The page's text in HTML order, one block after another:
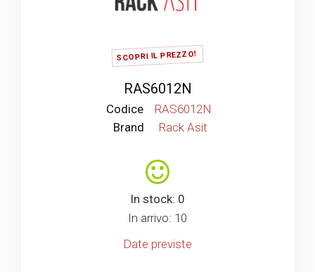
SCOPRI IL PREZZO!
RAS6012N
Codice
RAS6012N
Brand
Rack Asit
In stock: 0
In arrivo: 10
Date previste